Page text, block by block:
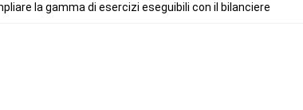
la gamma di esercizi eseguibili con il bilanciere